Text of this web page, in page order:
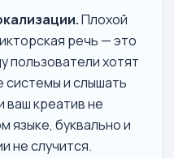
Плохой
речь — это
пользователи хотят
и слышать
ваш креатив не
языке, буквально и
не случится.